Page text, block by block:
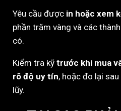
Yêu cầu được in hoặc xem
phần trăm vàng và các
có.
Kiểm tra kỹ trước khi mua
rõ độ uy tín, hoặc đo lại
lũy.